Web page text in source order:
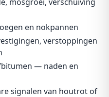
en nokpannen
verstoppingen
bitumen — naden en
signalen van houtrot of